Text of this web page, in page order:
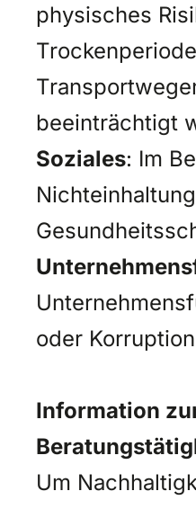
physisches
beeinträchtigt
Soziales: Im
oder
Information
Um